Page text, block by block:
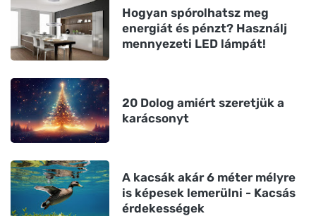
Hogyan spórolhatsz meg
energiát és pénzt? Használj
mennyezeti LED lámpát!
20 Dolog amiért szeretjük a
karácsonyt
A kacsák akár 6 méter mélyre
is képesek lemerülni - Kacsás
érdekességek